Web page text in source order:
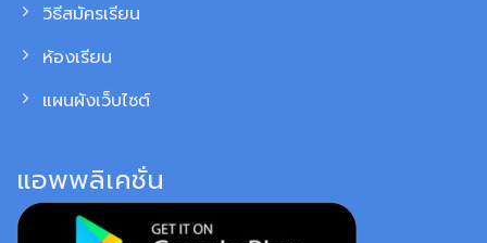
วิธีสมัครเรียน
ห้องเรียน
แผนผังเว็บไซต์
แอพพลิเคชั่น